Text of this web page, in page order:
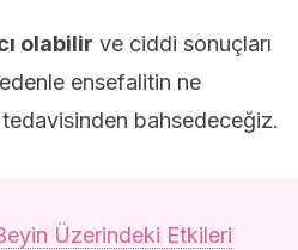
olabilir ve ciddi sonuçları
ensefalitin ne
bahsedeceğiz.
Üzerindeki Etkileri